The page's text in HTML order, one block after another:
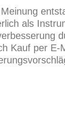
als
Kauf per E-